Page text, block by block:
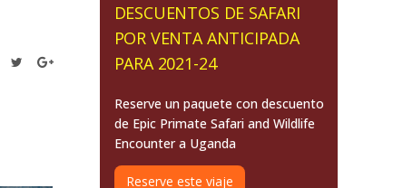
DESCUENTOS DE SAFARI
POR VENTA ANTICIPADA
PARA 2021-24
Reserve un paquete con descuento
de Epic Primate Safari and Wildlife
Encounter a Uganda
Reserve este viaje